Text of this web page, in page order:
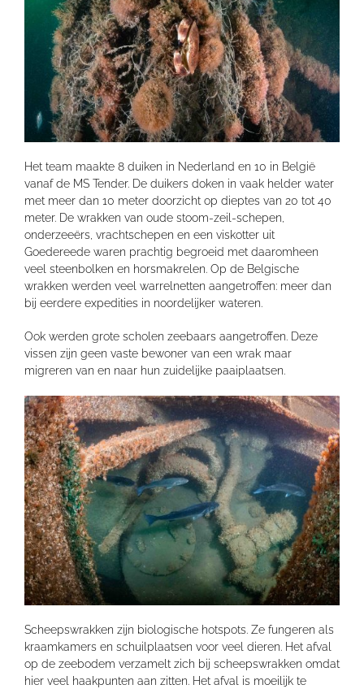
Het team maakte 8 duiken in Nederland en 10 in België
vanaf de MS Tender. De duikers doken in vaak helder water
met meer dan 10 meter doorzicht op dieptes van 20 tot 40
meter. De wrakken van oude stoom-zeil-schepen,
onderzeeërs, vrachtschepen en een viskotter uit
Goedereede waren prachtig begroeid met daaromheen
veel steenbolken en horsmakrelen. Op de Belgische
wrakken werden veel warrelnetten aangetroffen: meer dan
bij eerdere expedities in noordelijker wateren.
Ook werden grote scholen zeebaars aangetroffen. Deze
vissen zijn geen vaste bewoner van een wrak maar
migreren van en naar hun zuidelijke paaiplaatsen.
Scheepswrakken zijn biologische hotspots. Ze fungeren als
kraamkamers en schuilplaatsen voor veel dieren. Het afval
op de zeebodem verzamelt zich bij scheepswrakken omdat
hier veel haakpunten aan zitten. Het afval is moeilijk te